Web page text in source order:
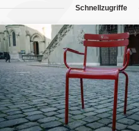
Schnellzugriffe